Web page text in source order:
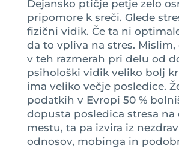
Dejansko ptičje petje zelo
pripomore k sreči. Glede
fizični vidik. Če ta ni
da to vpliva na stres. Mislim,
v teh razmerah pri delu od
psihološki vidik veliko bolj
ima veliko večje posledice.
podatkih v Evropi 50 %
dopusta posledica stresa na
mestu, ta pa izvira iz
odnosov, mobinga in